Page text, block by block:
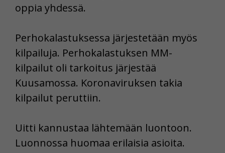
oppia yhdessä.
Perhokalastuksessa järjestetään myös
kilpailuja. Perhokalastuksen MM-
kilpailut oli tarkoitus järjestää
Kuusamossa. Koronaviruksen takia
kilpailut peruttiin.
Uitti kannustaa lähtemään luontoon.
Luonnossa huomaa erilaisia asioita.